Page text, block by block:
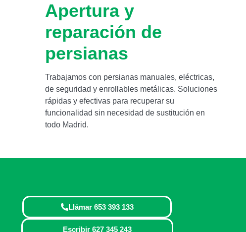
Apertura y
reparación de
persianas
Trabajamos con persianas manuales, eléctricas,
de seguridad y enrollables metálicas. Soluciones
rápidas y efectivas para recuperar su
funcionalidad sin necesidad de sustitución en
todo Madrid.
Llámar 653 393 133
Escribir 627 345 243